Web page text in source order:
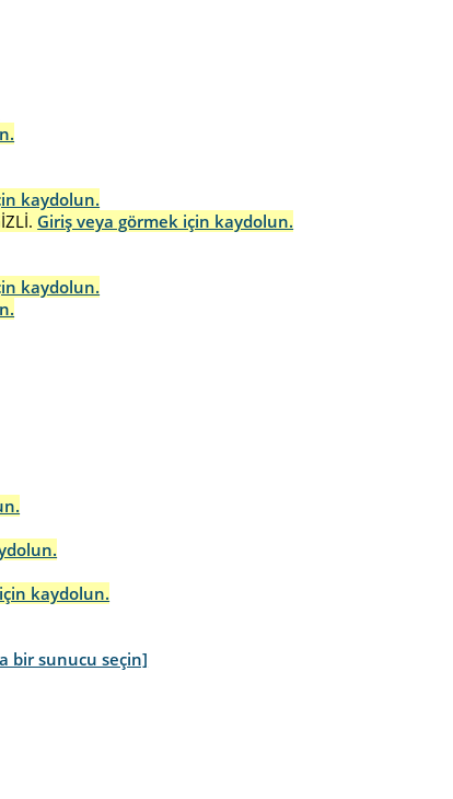
kaydolun.
Giriş veya görmek için kaydolun.
kaydolun.
kaydolun.
bir sunucu seçin]